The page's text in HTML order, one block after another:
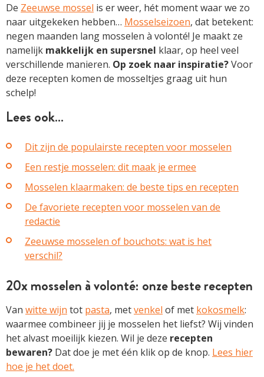
De Zeeuwse mossel is er weer, hét moment waar we zo
naar uitgekeken hebben… Mosselseizoen, dat betekent:
negen maanden lang mosselen à volonté! Je maakt ze
namelijk makkelijk en supersnel klaar, op heel veel
verschillende manieren. Op zoek naar inspiratie?Voor
deze recepten komen de mosseltjes graag uit hun
schelp!
Lees ook…
Dit zijn de populairste recepten voor mosselen
Een restje mosselen: dit maak je ermee
Mosselen klaarmaken: de beste tips en recepten
De favoriete recepten voor mosselen van de
redactie
Zeeuwse mosselen of bouchots: wat is het
verschil?
20x mosselen à volonté: onze beste recepten
Van witte wijn tot pasta, metvenkel of met kokosmelk:
waarmee combineer jij je mosselen het liefst? Wij vinden
het alvast moeilijk kiezen. Wil je deze recepten
bewaren? Dat doe je met één klik op de knop. Lees hier
hoe je het doet.